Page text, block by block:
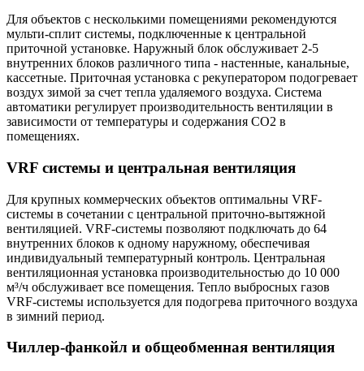
Для объектов с несколькими помещениями рекомендуются
мульти-сплит системы, подключенные к центральной
приточной установке. Наружный блок обслуживает 2-5
внутренних блоков различного типа - настенные, канальные,
кассетные. Приточная установка с рекуператором подогревает
воздух зимой за счет тепла удаляемого воздуха. Система
автоматики регулирует производительность вентиляции в
зависимости от температуры и содержания CO2 в
помещениях.
VRF системы и центральная вентиляция
Для крупных коммерческих объектов оптимальны VRF-
системы в сочетании с центральной приточно-вытяжной
вентиляцией. VRF-системы позволяют подключать до 64
внутренних блоков к одному наружному, обеспечивая
индивидуальный температурный контроль. Центральная
вентиляционная установка производительностью до 10 000
м³/ч обслуживает все помещения. Тепло выбросных газов
VRF-системы используется для подогрева приточного воздуха
в зимний период.
Чиллер-фанкойл и общеобменная вентиляция